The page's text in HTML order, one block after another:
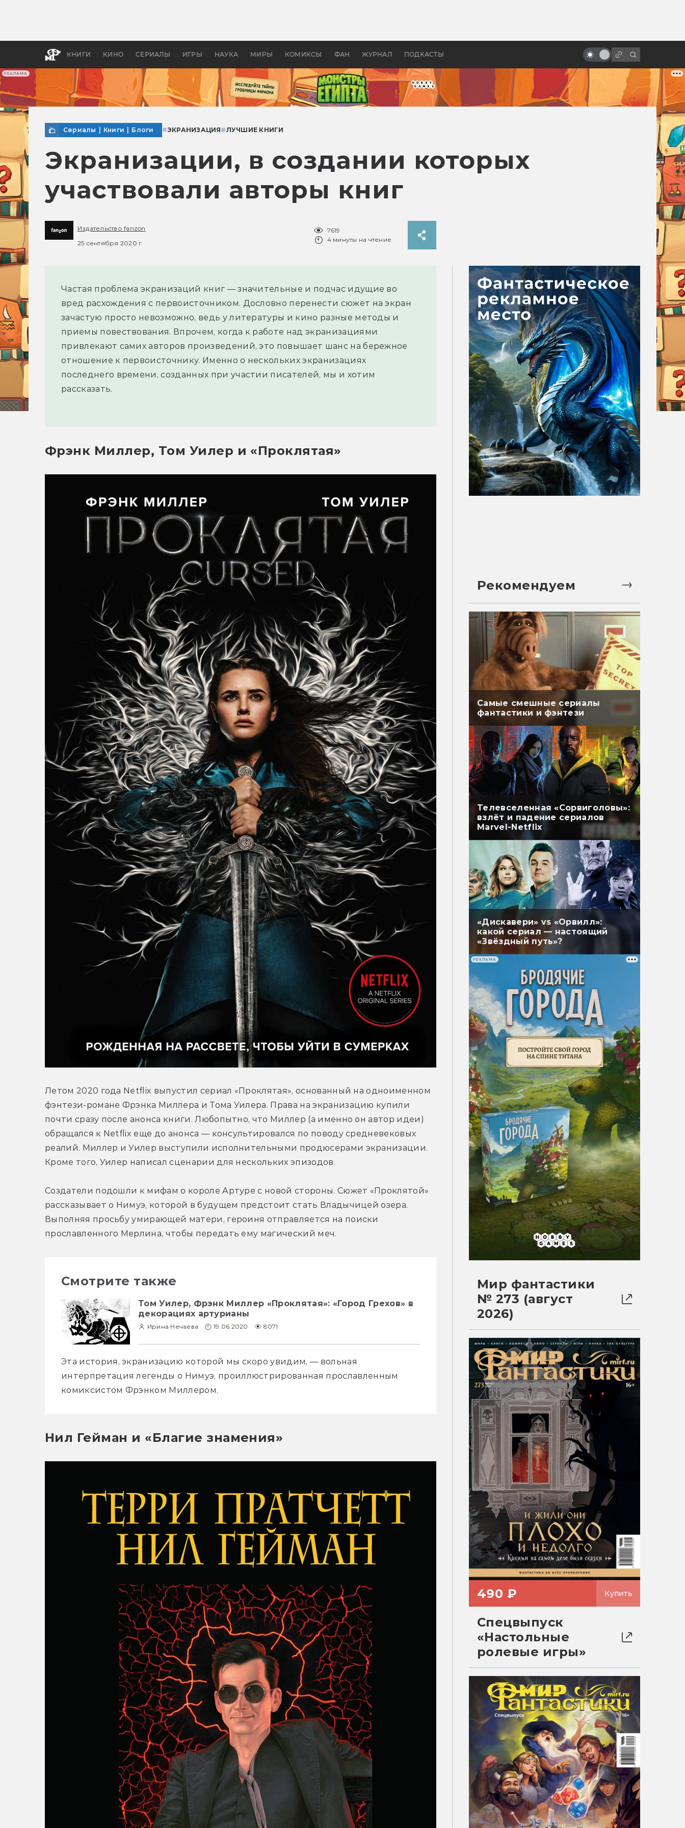
РЕКЛАМА
КНИГИ КИНО СЕРИАЛЫ ИГРЫ НАУКА МИРЫ КОМИКСЫ ФАН ЖУРНАЛ ПОДКАСТЫ
апокалипсис, в России —
бы «Властелина колец»
Миядзаки!)
Сериалы Книги Блоги #ЭКРАНИЗАЦИЯ#ЛУЧШИЕ КНИГИ
Экранизации, в создании которых
участвовали авторы книг
Издательство fanzon
25 сентября 2020 г.
7619
4 минуты на чтение
Частая проблема экранизаций книг — значительные и подчас идущие во
вред расхождения с первоисточником. Дословно перенести сюжет на экран
зачастую просто невозможно, ведь у литературы и кино разные методы и
приемы повествования. Впрочем, когда к работе над экранизациями
привлекают самих авторов произведений, это повышает шанс на бережное
отношение к первоисточнику. Именно о нескольких экранизациях
последнего времени, созданных при участии писателей, мы и хотим
рассказать.
Фрэнк Миллер, Том Уилер и «Проклятая»
Летом 2020 года Netflix выпустил сериал «Проклятая», основанный на одноименном
фэнтези-романе Фрэнка Миллера и Тома Уилера. Права на экранизацию купили
почти сразу после анонса книги. Любопытно, что Миллер (а именно он автор идеи)
обращался к Netflix еще до анонса — консультировался по поводу средневековых
реалий. Миллер и Уилер выступили исполнительными продюсерами экранизации.
Кроме того, Уилер написал сценарии для нескольких эпизодов.
Создатели подошли к мифам о короле Артуре с новой стороны. Сюжет «Проклятой»
рассказывает о Нимуэ, которой в будущем предстоит стать Владычицей озера.
Выполняя просьбу умирающей матери, героиня отправляется на поиски
прославленного Мерлина, чтобы передать ему магический меч.
Смотрите также
Том Уилер, Фрэнк Миллер «Проклятая»: «Город Грехов» в
декорациях артурианы
Ирина Нечаева 19.06.2020 8071
Эта история, экранизацию которой мы скоро увидим, — вольная
интерпретация легенды о Нимуэ, проиллюстрированная прославленным
комиксистом Фрэнком Миллером.
Нил Гейман и «Благие знамения»
Рекомендуем
Самые смешные сериалы
фантастики и фэнтези
Телевселенная «Сорвиголовы»:
взлёт и падение сериалов
Marvel-Netflix
«Дискавери» vs «Орвилл»:
какой сериал — настоящий
«Звёздный путь»?
РЕКЛАМА
Мир фантастики
№ 273 (август
2026)
490 ₽ Купить
Спецвыпуск
«Настольные
ролевые игры»